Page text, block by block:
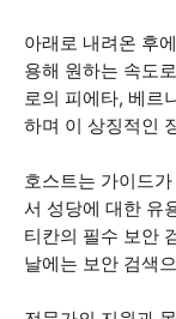
아래로 내려온 후
용해 원하는 속도
로의 피에타, 베르
하며 이 상징적인
호스트는 가이드
서 성당에 대한 유
티칸의 필수 보안
날에는 보안 검색